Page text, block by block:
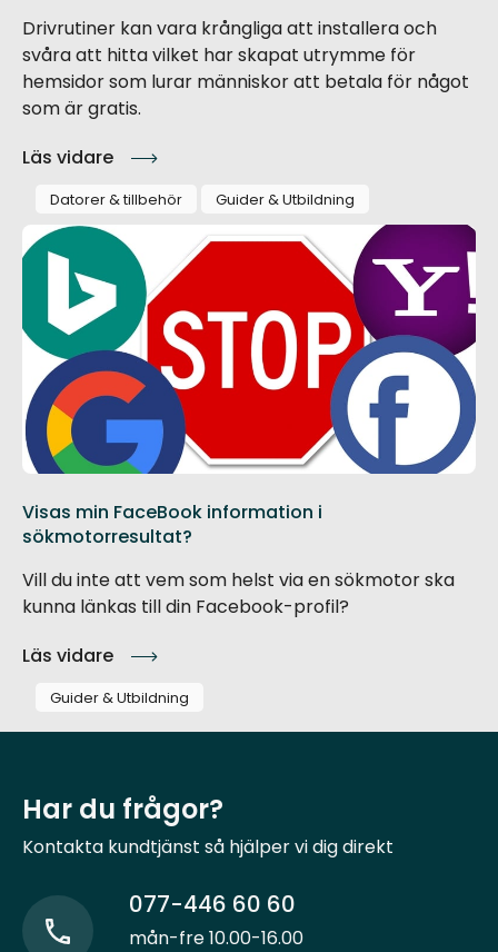
Drivrutiner kan vara krångliga att installera och
svåra att hitta vilket har skapat utrymme för
hemsidor som lurar människor att betala för något
som är gratis.
Läs vidare
Datorer & tillbehör Guider & Utbildning
Visas min FaceBook information i
sökmotorresultat?
Vill du inte att vem som helst via en sökmotor ska
kunna länkas till din Facebook-profil?
Läs vidare
Guider & Utbildning
Har du frågor?
Kontakta kundtjänst så hjälper vi dig direkt
077-446 60 60
mån-fre 10.00-16.00